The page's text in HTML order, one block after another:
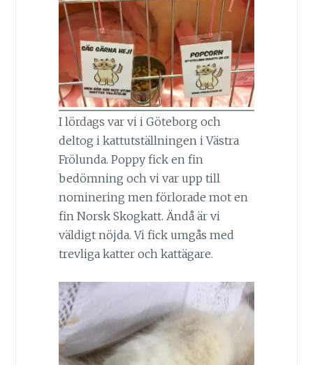
I lördags var vi i Göteborg och
deltog i kattutställningen i Västra
Frölunda. Poppy fick en fin
bedömning och vi var upp till
nominering men förlorade mot en
fin Norsk Skogkatt. Ändå är vi
väldigt nöjda. Vi fick umgås med
trevliga katter och kattägare.